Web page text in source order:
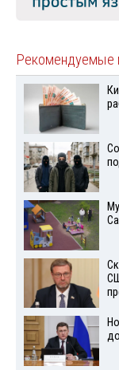
Рекомендуемые